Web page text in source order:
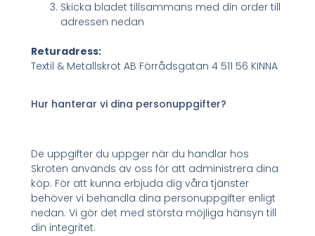
Skicka bladet tillsammans med din order till
adressen nedan
Returadress:
Textil & Metallskrot AB Förrådsgatan 4 511 56 KINNA
Hur hanterar vi dina personuppgifter?
De uppgifter du uppger när du handlar hos
Skroten används av oss för att administrera dina
köp. För att kunna erbjuda dig våra tjänster
behöver vi behandla dina personuppgifter enligt
nedan. Vi gör det med största möjliga hänsyn till
din integritet.